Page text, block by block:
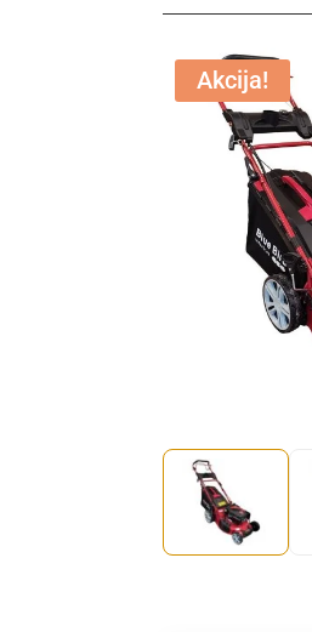
Akcija!